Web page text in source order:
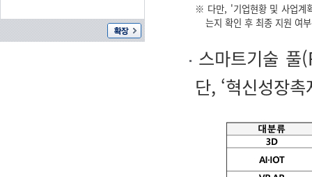
※ 다만, '기업현황 및 사업계
는지 확인 후 최종 지원 여
스마트기술 풀
단, ‘혁신성장